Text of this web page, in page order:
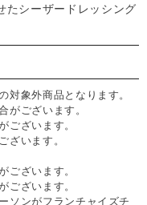
たシーザードレッシング
対象外商品となります。
がございます。
ございます。
ざいます。
ございます。
ございます。
ソンがフランチャイズチ